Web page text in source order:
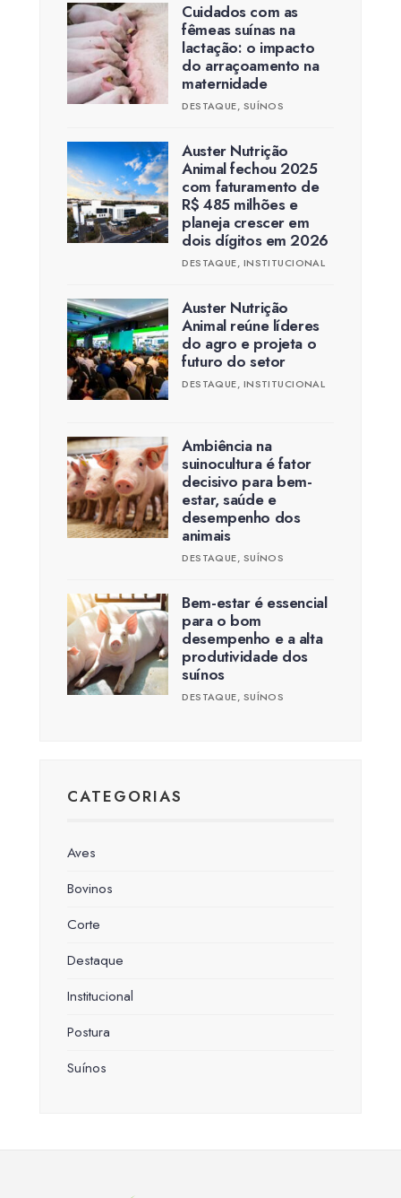
Cuidados com as
fêmeas suínas na
lactação: o impacto
do arraçoamento na
maternidade
DESTAQUE, SUÍNOS
Auster Nutrição
Animal fechou 2025
com faturamento de
R$ 485 milhões e
planeja crescer em
dois dígitos em 2026
DESTAQUE, INSTITUCIONAL
Auster Nutrição
Animal reúne líderes
do agro e projeta o
futuro do setor
DESTAQUE, INSTITUCIONAL
Ambiência na
suinocultura é fator
decisivo para bem-
estar, saúde e
desempenho dos
animais
DESTAQUE, SUÍNOS
Bem-estar é essencial
para o bom
desempenho e a alta
produtividade dos
suínos
DESTAQUE, SUÍNOS
CATEGORIAS
Aves
Bovinos
Corte
Destaque
Institucional
Postura
Suínos